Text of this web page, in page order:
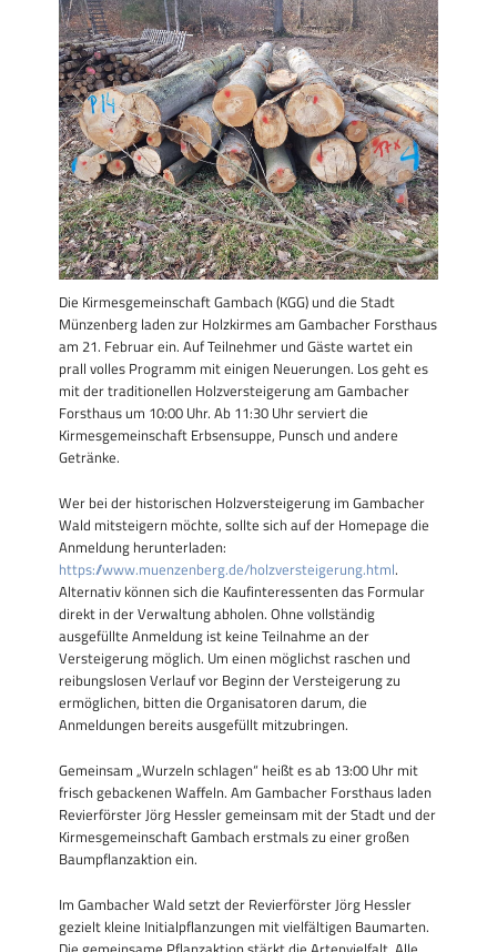
Die Kirmesgemeinschaft Gambach (KGG) und die Stadt
Münzenberg laden zur Holzkirmes am Gambacher Forsthaus
am 21. Februar ein. Auf Teilnehmer und Gäste wartet ein
prall volles Programm mit einigen Neuerungen. Los geht es
mit der traditionellen Holzversteigerung am Gambacher
Forsthaus um 10:00 Uhr. Ab 11:30 Uhr serviert die
Kirmesgemeinschaft Erbsensuppe, Punsch und andere
Getränke.
Wer bei der historischen Holzversteigerung im Gambacher
Wald mitsteigern möchte, sollte sich auf der Homepage die
Anmeldung herunterladen:
https://www.muenzenberg.de/holzversteigerung.html.
Alternativ können sich die Kaufinteressenten das Formular
direkt in der Verwaltung abholen. Ohne vollständig
ausgefüllte Anmeldung ist keine Teilnahme an der
Versteigerung möglich. Um einen möglichst raschen und
reibungslosen Verlauf vor Beginn der Versteigerung zu
ermöglichen, bitten die Organisatoren darum, die
Anmeldungen bereits ausgefüllt mitzubringen.
Gemeinsam „Wurzeln schlagen“ heißt es ab 13:00 Uhr mit
frisch gebackenen Waffeln. Am Gambacher Forsthaus laden
Revierförster Jörg Hessler gemeinsam mit der Stadt und der
Kirmesgemeinschaft Gambach erstmals zu einer großen
Baumpflanzaktion ein.
Im Gambacher Wald setzt der Revierförster Jörg Hessler
gezielt kleine Initialpflanzungen mit vielfältigen Baumarten.